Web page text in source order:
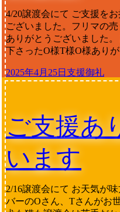
4/20譲渡会にて ご支援を
ございました。フリマの
ありがとうございました
下さったO様T様O様あり
2025年4月25日 支援御礼
ご支援あ
います
2/16譲渡会にて お天気が
バーのOさん、Tさんがお